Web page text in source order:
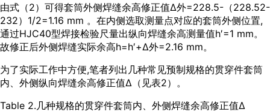
由式（2）可得套筒外侧焊缝余高修正值Δ外=228.5-（228.52-
232）1/2=1.16 mm 。在内侧选取测量点对应的套筒外侧位置,
通过HJC40型焊接检验尺量出纵向焊缝余高测量值h′=1 mm。
故修正后外侧焊缝实际余高h=h′+Δ外=2.16 mm。
为了实际工作中方便,笔者列出几种常见预制规格的贯穿件套筒
内、外侧纵向焊缝余高修正值Δ（见表2）。
Table 2.几种规格的贯穿件套筒内、外侧焊缝余高修正值Δ